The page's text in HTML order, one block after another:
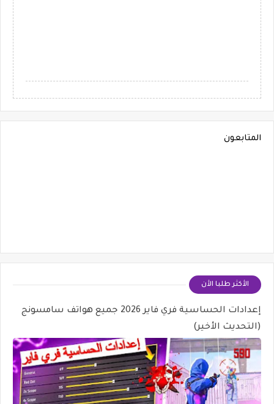
المتابعون
الأكثر طلبا الأن
إعدادات الحساسية فري فاير 2026 جميع هواتف سامسونج
(التحديث الأخير)